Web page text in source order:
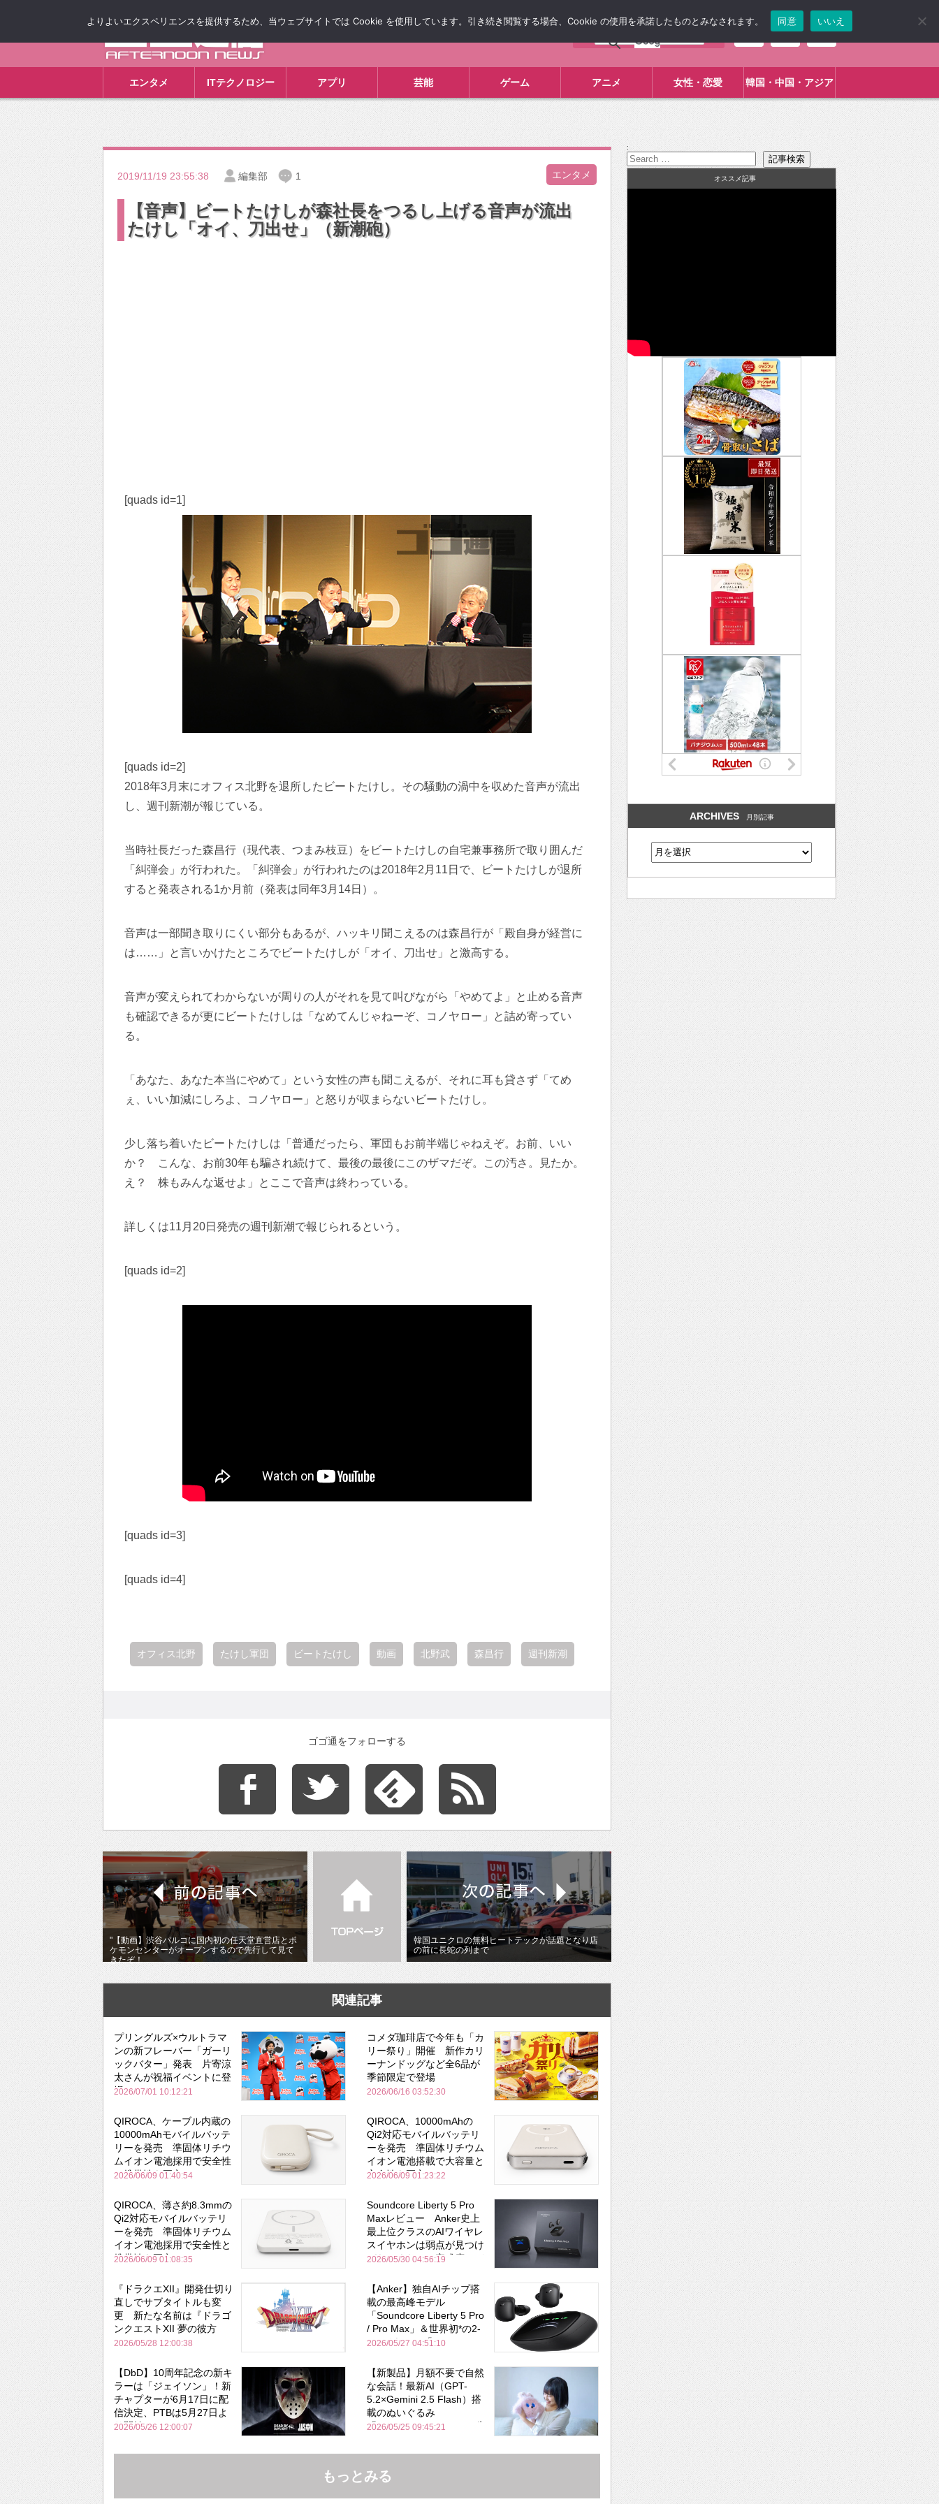
エンタメ ITテクノロジー アプリ 芸能 ゲーム アニメ 女性・恋愛 韓国・中国・アジア
2019/11/19 23:55:38 編集部 1 エンタメ
【音声】ビートたけしが森社長をつるし上げる音声が流出
たけし「オイ、刀出せ」（新潮砲）
[quads id=1]
[quads id=2]
2018年3月末にオフィス北野を退所したビートたけし。その騒動の渦中を収めた音声が流出
し、週刊新潮が報じている。
当時社長だった森昌行（現代表、つまみ枝豆）をビートたけしの自宅兼事務所で取り囲んだ
「糾弾会」が行われた。「糾弾会」が行われたのは2018年2月11日で、ビートたけしが退所
すると発表される1か月前（発表は同年3月14日）。
音声は一部聞き取りにくい部分もあるが、ハッキリ聞こえるのは森昌行が「殿自身が経営に
は……」と言いかけたところでビートたけしが「オイ、刀出せ」と激高する。
音声が変えられてわからないが周りの人がそれを見て叫びながら「やめてよ」と止める音声
も確認できるが更にビートたけしは「なめてんじゃねーぞ、コノヤロー」と詰め寄ってい
る。
「あなた、あなた本当にやめて」という女性の声も聞こえるが、それに耳も貸さず「てめ
ぇ、いい加減にしろよ、コノヤロー」と怒りが収まらないビートたけし。
少し落ち着いたビートたけしは「普通だったら、軍団もお前半端じゃねえぞ。お前、いい
か？ こんな、お前30年も騙され続けて、最後の最後にこのザマだぞ。この汚さ。見たか。
え？ 株もみんな返せよ」とここで音声は終わっている。
詳しくは11月20日発売の週刊新潮で報じられるという。
[quads id=2]
[quads id=3]
[quads id=4]
オフィス北野 たけし軍団 ビートたけし 動画 北野武 森昌行 週刊新潮
ゴゴ通をフォローする
"【動画】渋谷パルコに国内初の任天堂直営店とポ
ケモンセンターがオープンするので先行して見て
きたぞ！
韓国ユニクロの無料ヒートテックが話題となり店
の前に長蛇の列まで
関連記事
プリングルズ×ウルトラマ
ンの新フレーバー「ガーリ
ックバター」発表 片寄涼
太さんが祝福イベントに登
場
2026/07/01 10:12:21
コメダ珈琲店で今年も「カ
リー祭り」開催 新作カリ
ーナンドッグなど全6品が
季節限定で登場
2026/06/16 03:52:30
QIROCA、ケーブル内蔵の
10000mAhモバイルバッテ
リーを発売 準固体リチウ
ムイオン電池採用で安全性
と携帯性を両立
2026/06/09 01:40:54
QIROCA、10000mAhの
Qi2対応モバイルバッテリ
ーを発売 準固体リチウム
イオン電池搭載で大容量と
安全性を両立
2026/06/09 01:23:22
QIROCA、薄さ約8.3mmの
Qi2対応モバイルバッテリ
ーを発売 準固体リチウム
イオン電池採用で安全性と
携帯性を両立
2026/06/09 01:08:35
Soundcore Liberty 5 Pro
Maxレビュー Anker史上
最上位クラスのAIワイヤレ
スイヤホンは弱点が見つけ
づらいくらいの完成度にび
Bose並み
2026/05/30 04:56:19
『ドラクエXII』開発仕切り
直しでサブタイトルも変
更 新たな名前は『ドラゴ
ンクエストXII 夢の彼方
へ』
2026/05/28 12:00:38
【Anker】独自AIチップ搭
載の最高峰モデル
「Soundcore Liberty 5 Pro
/ Pro Max」＆世界初*の2-
in-1イヤホン「AeroFit 2
2026/05/27 04:51:10
【DbD】10周年記念の新キ
ラーは「ジェイソン」！新
チャプターが6月17日に配
信決定、PTBは5月27日よ
り開始
2026/05/26 12:00:07
【新製品】月額不要で自然
な会話！最新AI（GPT-
5.2×Gemini 2.5 Flash）搭
載のぬいぐるみ
「KOTTI」、Makuakeで先
2026/05/25 09:45:21
もっとみる
:
オススメ記事
ARCHIVES 月別記事
よりよいエクスペリエンスを提供するため、当ウェブサイトでは Cookie を使用しています。引き続き閲覧する場合、Cookie の使用を承諾したものとみなされます。 同意 いいえ